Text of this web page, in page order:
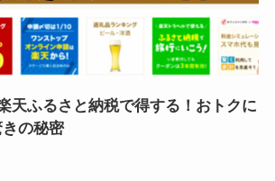
天ふるさと納税で得する！おトクに
の秘密